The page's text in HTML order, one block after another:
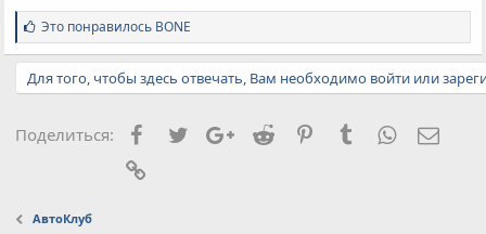
С
и
м
п
а
и
и
Это понравилось BONE
Для того, чтобы здесь отвечать, Вам необходимо войти или
Поделиться: Facebook
TwitterGoogle+
Reddit PinterestTumblrWhatsApp
АвтоКлуб